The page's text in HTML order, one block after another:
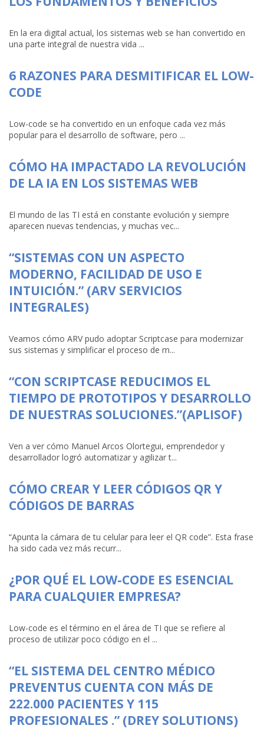
En la era digital actual, los sistemas web se han convertido en
una parte integral de nuestra vida ...
6 RAZONES PARA DESMITIFICAR EL LOW-
CODE
Low-code se ha convertido en un enfoque cada vez más
popular para el desarrollo de software, pero ...
CÓMO HA IMPACTADO LA REVOLUCIÓN
DE LA IA EN LOS SISTEMAS WEB
El mundo de las TI está en constante evolución y siempre
aparecen nuevas tendencias, y muchas vec...
“SISTEMAS CON UN ASPECTO
MODERNO, FACILIDAD DE USO E
INTUICIÓN.” (ARV SERVICIOS
INTEGRALES)
Veamos cómo ARV pudo adoptar Scriptcase para modernizar
sus sistemas y simplificar el proceso de m...
“CON SCRIPTCASE REDUCIMOS EL
TIEMPO DE PROTOTIPOS Y DESARROLLO
DE NUESTRAS SOLUCIONES.”(APLISOF)
Ven a ver cómo Manuel Arcos Olortegui, emprendedor y
desarrollador logró automatizar y agilizar t...
CÓMO CREAR Y LEER CÓDIGOS QR Y
CÓDIGOS DE BARRAS
“Apunta la cámara de tu celular para leer el QR code”. Esta frase
ha sido cada vez más recurr...
¿POR QUÉ EL LOW-CODE ES ESENCIAL
PARA CUALQUIER EMPRESA?
Low-code es el término en el área de TI que se refiere al
proceso de utilizar poco código en el ...
“EL SISTEMA DEL CENTRO MÉDICO
PREVENTUS CUENTA CON MÁS DE
222.000 PACIENTES Y 115
PROFESIONALES .” (DREY SOLUTIONS)